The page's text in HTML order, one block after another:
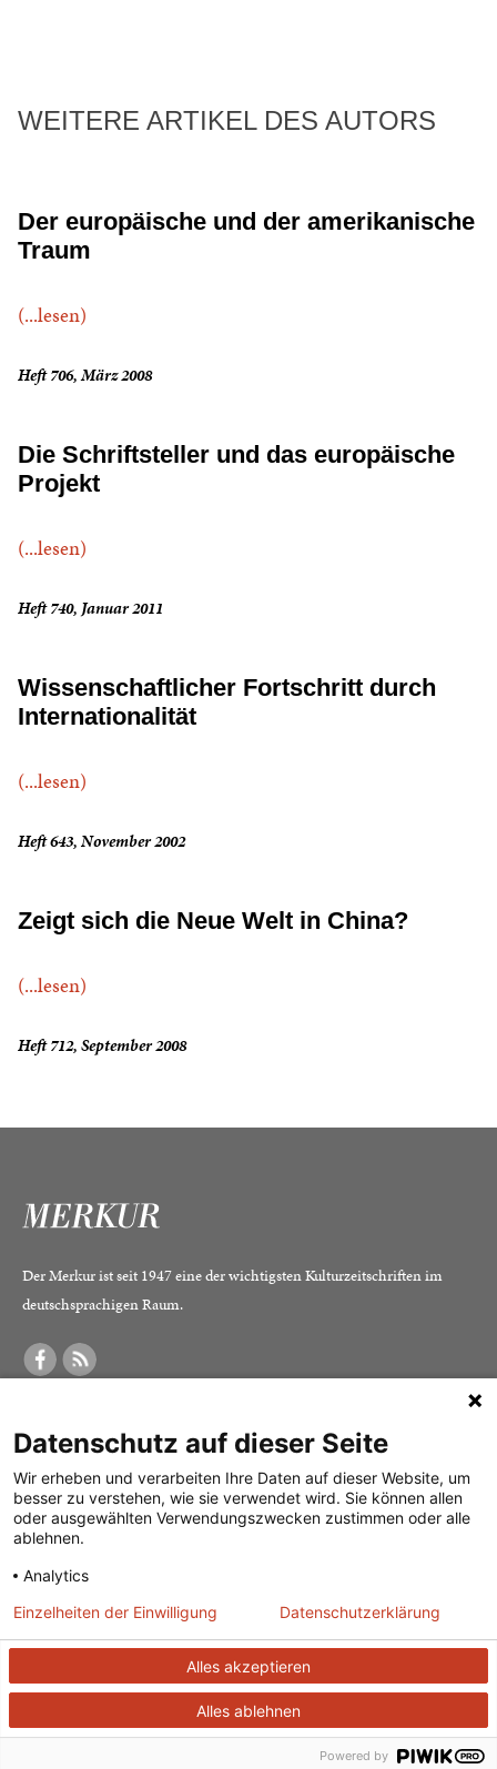
WEITERE ARTIKEL DES AUTORS
Der europäische und der amerikanische
Traum
(...lesen)
Heft 706, März 2008
Die Schriftsteller und das europäische
Projekt
(...lesen)
Heft 740, Januar 2011
Wissenschaftlicher Fortschritt durch
Internationalität
(...lesen)
Heft 643, November 2002
Zeigt sich die Neue Welt in China?
(...lesen)
Heft 712, September 2008
Der Merkur ist seit 1947 eine der wichtigsten Kulturzeitschriften im
deutschsprachigen Raum.
Was ist der Merkur?
Herausgeber /
Redaktion
Verlag
Alle Abos im Überblick
Print-Abo
Digital-Abo
Abo kündigen
Vertrag widerrufen
Impressum
Datenschutz
Mediadaten
© 2026J. G. Cotta’sche Buchhandlung Nachfolger GmbH| Technische
ganztags GmbH
Datenschutz auf dieser Seite
Wir erheben und verarbeiten Ihre Daten auf dieser Website, um
besser zu verstehen, wie sie verwendet wird. Sie können allen
oder ausgewählten Verwendungszwecken zustimmen oder alle
ablehnen.
Analytics
Alles akzeptieren
Alles ablehnen
Einzelheiten der Einwilligung Datenschutzerklärung
Powered by